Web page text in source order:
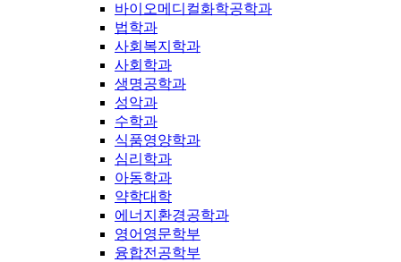
바이오메디컬화학공학과
법학과
사회복지학과
사회학과
생명공학과
성악과
수학과
식품영양학과
심리학과
아동학과
약학대학
에너지환경공학과
영어영문학부
융합전공학부